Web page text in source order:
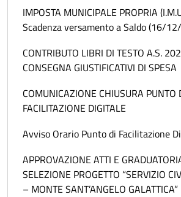
IMPOSTA MUNICIPALE PROPRIA
Scadenza versamento a Saldo (16/
CONTRIBUTO LIBRI DI TESTO A.S.
CONSEGNA GIUSTIFICATIVI DI SPESA
COMUNICAZIONE CHIUSURA PUNTO
FACILITAZIONE DIGITALE
Avviso Orario Punto di Facilitazione
APPROVAZIONE ATTI E
SELEZIONE PROGETTO “SERVIZIO
– MONTE SANT’ANGELO GALATTICA”